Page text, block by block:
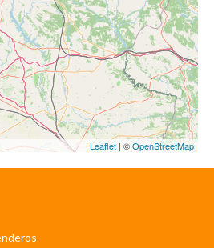
Leaflet | ©OpenStreetMap